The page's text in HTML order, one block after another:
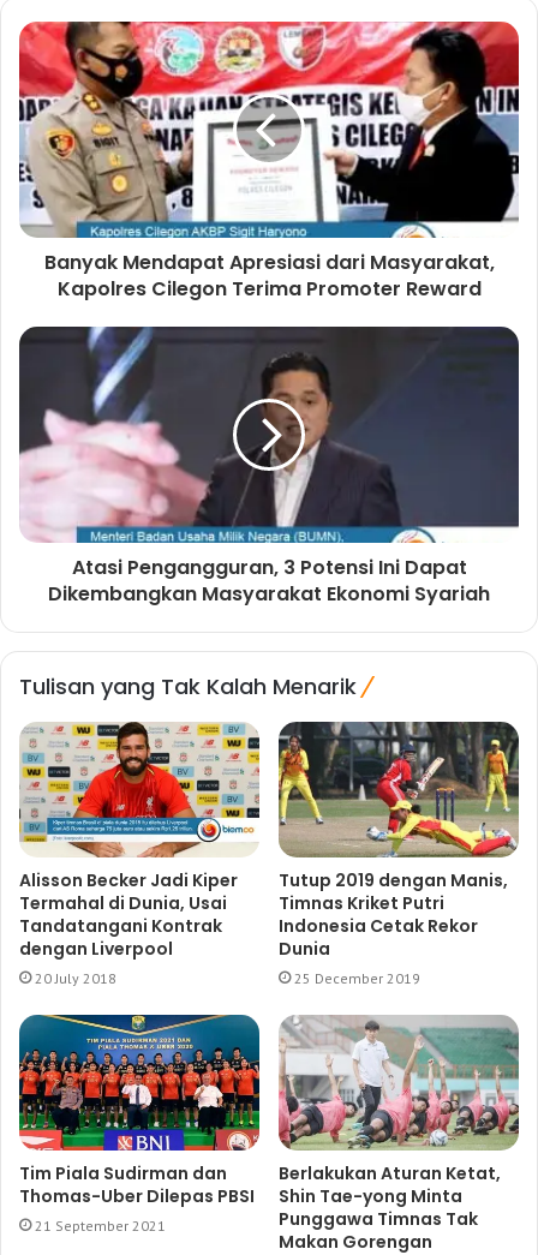
b
s
i
t
e
c
e
b
o
o
k
i
t
t
e
r
t
a
g
r
m
Banyak Mendapat Apresiasi dari Masyarakat,
Kapolres Cilegon Terima Promoter Reward
Atasi Pengangguran, 3 Potensi Ini Dapat
Dikembangkan Masyarakat Ekonomi Syariah
Tulisan yang Tak Kalah Menarik
Alisson Becker Jadi Kiper
Termahal di Dunia, Usai
Tandatangani Kontrak
dengan Liverpool
20 July 2018
Tutup 2019 dengan Manis,
Timnas Kriket Putri
Indonesia Cetak Rekor
Dunia
25 December 2019
Tim Piala Sudirman dan
Thomas-Uber Dilepas PBSI
21 September 2021
Berlakukan Aturan Ketat,
Shin Tae-yong Minta
Punggawa Timnas Tak
Makan Gorengan